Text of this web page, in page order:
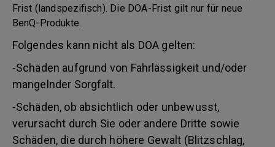
Frist (landspezifisch). Die DOA-Frist gilt nur für neue
BenQ-Produkte.
Folgendes kann nicht als DOA gelten:
-Schäden aufgrund von Fahrlässigkeit und/oder
mangelnder Sorgfalt.
-Schäden, ob absichtlich oder unbewusst,
verursacht durch Sie oder andere Dritte sowie
Schäden, die durch höhere Gewalt (Blitzschlag,